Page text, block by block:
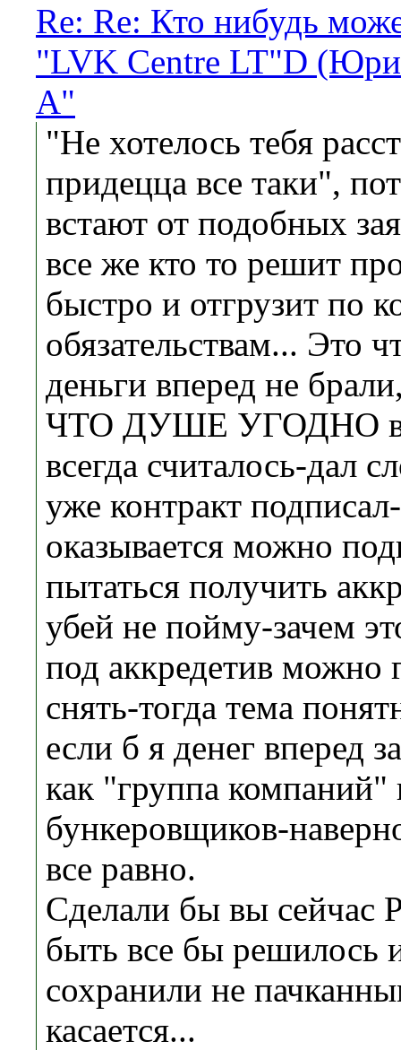
Re: Re: Кто нибудь
"LVK Centre LT"D
А"
"Не хотелось тебя
придецца все таки",
встают от подобных
все же кто то решит
быстро и отгрузит по
обязательствам... Это
деньги вперед не
ЧТО ДУШЕ УГОДНО в
всегда считалось-дал
уже контракт
оказывается можно
пытаться получить
убей не пойму-зачем
под аккредетив можно
снять-тогда тема
если б я денег вперед
как "группа компаний"
бункеровщиков-
все равно.
Сделали бы вы
быть все бы решилось
сохранили не
касается...